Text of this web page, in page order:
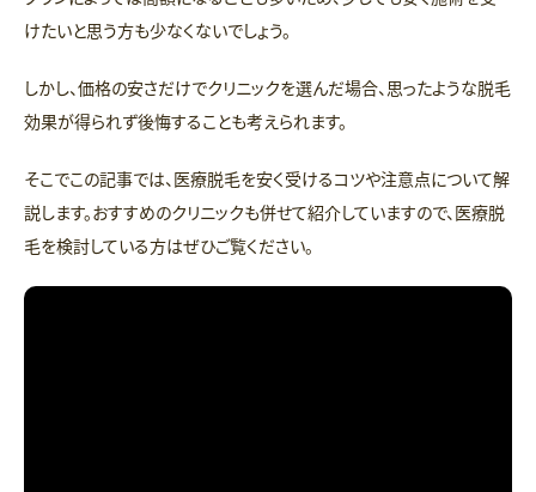
けたいと思う方も少なくないでしょう。
しかし、価格の安さだけでクリニックを選んだ場合、思ったような脱毛
効果が得られず後悔することも考えられます。
そこでこの記事では、医療脱毛を安く受けるコツや注意点について解
説します。おすすめのクリニックも併せて紹介していますので、医療脱
毛を検討している方はぜひご覧ください。